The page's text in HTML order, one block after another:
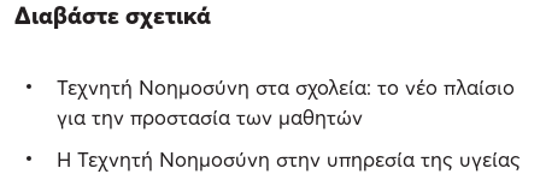
Διαβάστε σχετικά
Τεχνητή Νοημοσύνη στα σχολεία: το νέο πλαίσιο
για την προστασία των μαθητών
Η Τεχνητή Νοημοσύνη στην υπηρεσία της υγείας